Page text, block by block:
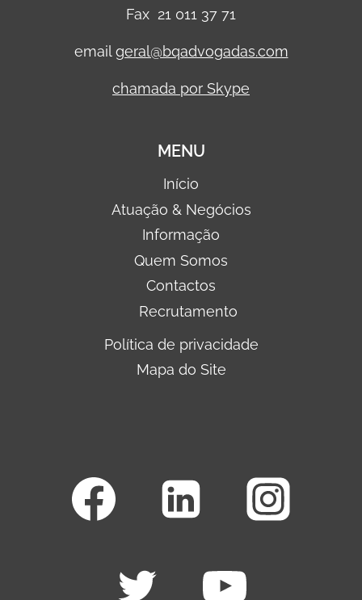
Fax 21 011 37 71
emailgeral@bqadvogadas.com
chamada por Skype
MENU
Início
Atuação & Negócios
Informação
Quem Somos
Contactos
Recrutamento
Política de privacidade
Mapa do Site